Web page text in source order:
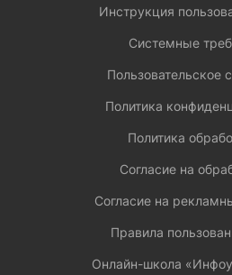
Инструкция
Системные
Пользовательское
Политика
Политика
Согласие на
Согласие на
Правила
Онлайн-школа